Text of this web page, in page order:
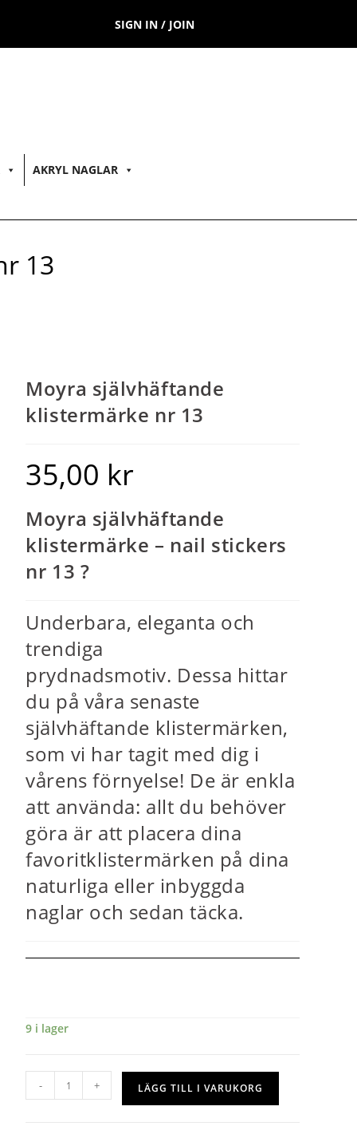
SIGN IN / JOIN
AKRYL NAGLAR
13
Moyra självhäftande
klistermärke nr 13
35,00 kr
Moyra självhäftande
klistermärke – nail stickers
nr 13 ?
Underbara, eleganta och
trendiga
prydnadsmotiv. Dessa hittar
du på våra senaste
självhäftande klistermärken,
som vi har tagit med dig i
vårens förnyelse! De är enkla
att använda: allt du behöver
göra är att placera dina
favoritklistermärken på dina
naturliga eller inbyggda
naglar och sedan täcka.
9 i lager
- + LÄGG TILL I VARUKORG